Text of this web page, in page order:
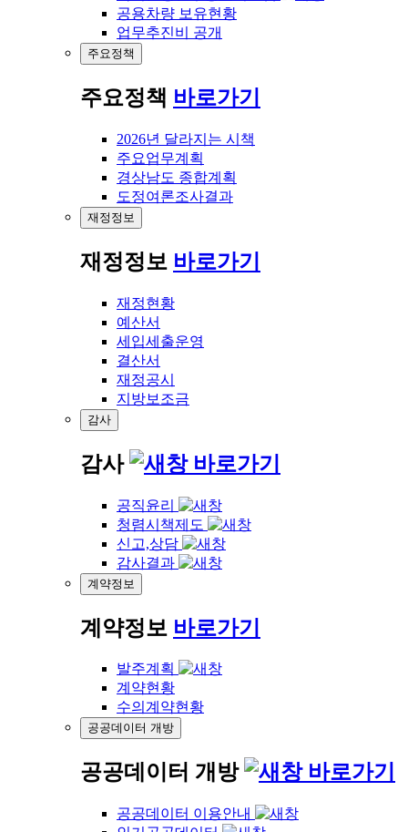
공용차량 보유현황
업무추진비 공개
주요정책
주요정책 바로가기
2026년 달라지는 시책
주요업무계획
경상남도 종합계획
도정여론조사결과
재정정보
재정정보 바로가기
재정현황
예산서
세입세출운영
결산서
재정공시
지방보조금
감사
감사 바로가기
공직윤리
청렴시책제도
신고,상담
감사결과
계약정보
계약정보 바로가기
발주계획
계약현황
수의계약현황
공공데이터 개방
공공데이터 개방 바로가기
공공데이터 이용안내